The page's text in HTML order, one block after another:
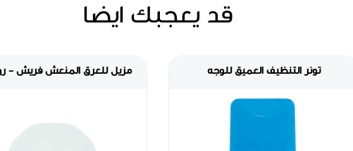
قد يعجبك ايضا
تونر التنظيف العميق للوجه بيبي كريم طفح الحفاض